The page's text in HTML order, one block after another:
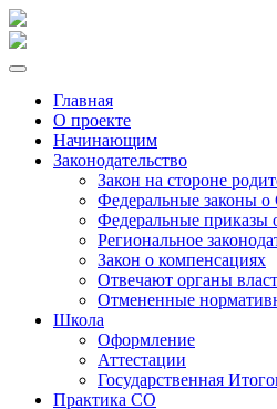
Главная
О проекте
Начинающим
Законодательство
Закон на стороне
Федеральные законы
Федеральные приказы
Региональное
Закон о компенсациях
Отвечают органы
Отмененные
Школа
Оформление
Аттестации
Государственная
Практика СО